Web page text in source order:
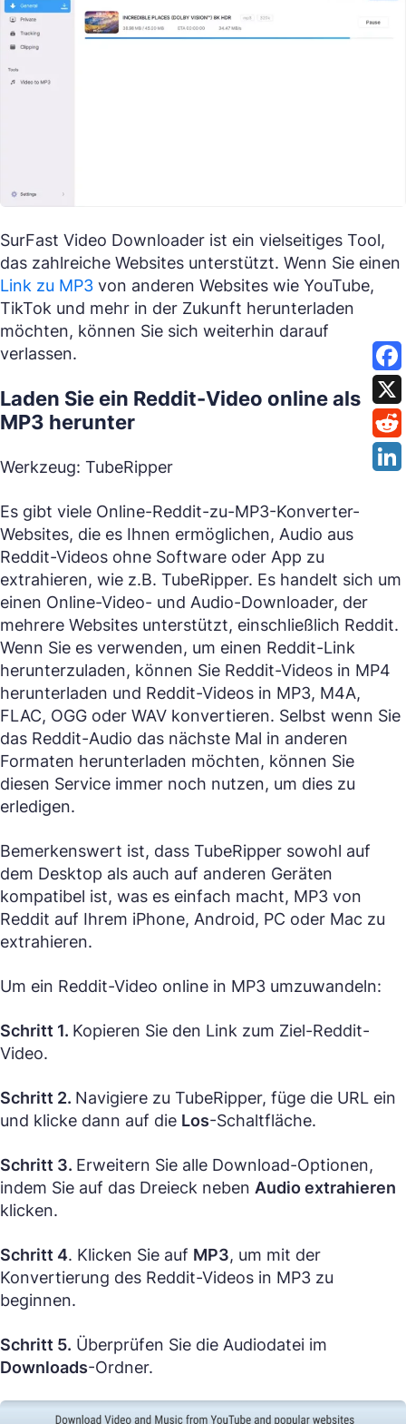
SurFast Video Downloader ist ein vielseitiges Tool,
das zahlreiche Websites unterstützt. Wenn Sie einen
Link zu MP3 von anderen Websites wie YouTube,
TikTok und mehr in der Zukunft herunterladen
möchten, können Sie sich weiterhin darauf
verlassen.
Laden Sie ein Reddit-Video online als
MP3 herunter
Werkzeug: TubeRipper
Es gibt viele Online-Reddit-zu-MP3-Konverter-
Websites, die es Ihnen ermöglichen, Audio aus
Reddit-Videos ohne Software oder App zu
extrahieren, wie z.B. TubeRipper. Es handelt sich um
einen Online-Video- und Audio-Downloader, der
mehrere Websites unterstützt, einschließlich Reddit.
Wenn Sie es verwenden, um einen Reddit-Link
herunterzuladen, können Sie Reddit-Videos in MP4
herunterladen und Reddit-Videos in MP3, M4A,
FLAC, OGG oder WAV konvertieren. Selbst wenn Sie
das Reddit-Audio das nächste Mal in anderen
Formaten herunterladen möchten, können Sie
diesen Service immer noch nutzen, um dies zu
erledigen.
Bemerkenswert ist, dass TubeRipper sowohl auf
dem Desktop als auch auf anderen Geräten
kompatibel ist, was es einfach macht, MP3 von
Reddit auf Ihrem iPhone, Android, PC oder Mac zu
extrahieren.
Um ein Reddit-Video online in MP3 umzuwandeln:
Schritt 1. Kopieren Sie den Link zum Ziel-Reddit-
Video.
Schritt 2. Navigiere zu TubeRipper, füge die URL ein
und klicke dann auf die Los-Schaltfläche.
Schritt 3. Erweitern Sie alle Download-Optionen,
indem Sie auf das Dreieck neben Audio extrahieren
klicken.
Schritt 4. Klicken Sie auf MP3, um mit der
Konvertierung des Reddit-Videos in MP3 zu
beginnen.
Schritt 5. Überprüfen Sie die Audiodatei im
Downloads-Ordner.